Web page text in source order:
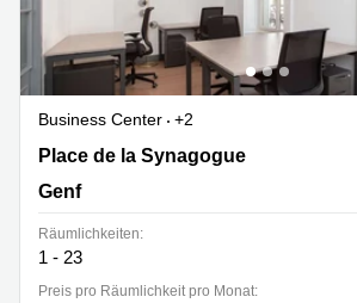
Business Center
+2
Place de la Synagogue 5, Genf
Place de la Synagogue
Genf
Räumlichkeiten:
1 - 23
Preis pro Räumlichkeit pro Monat: